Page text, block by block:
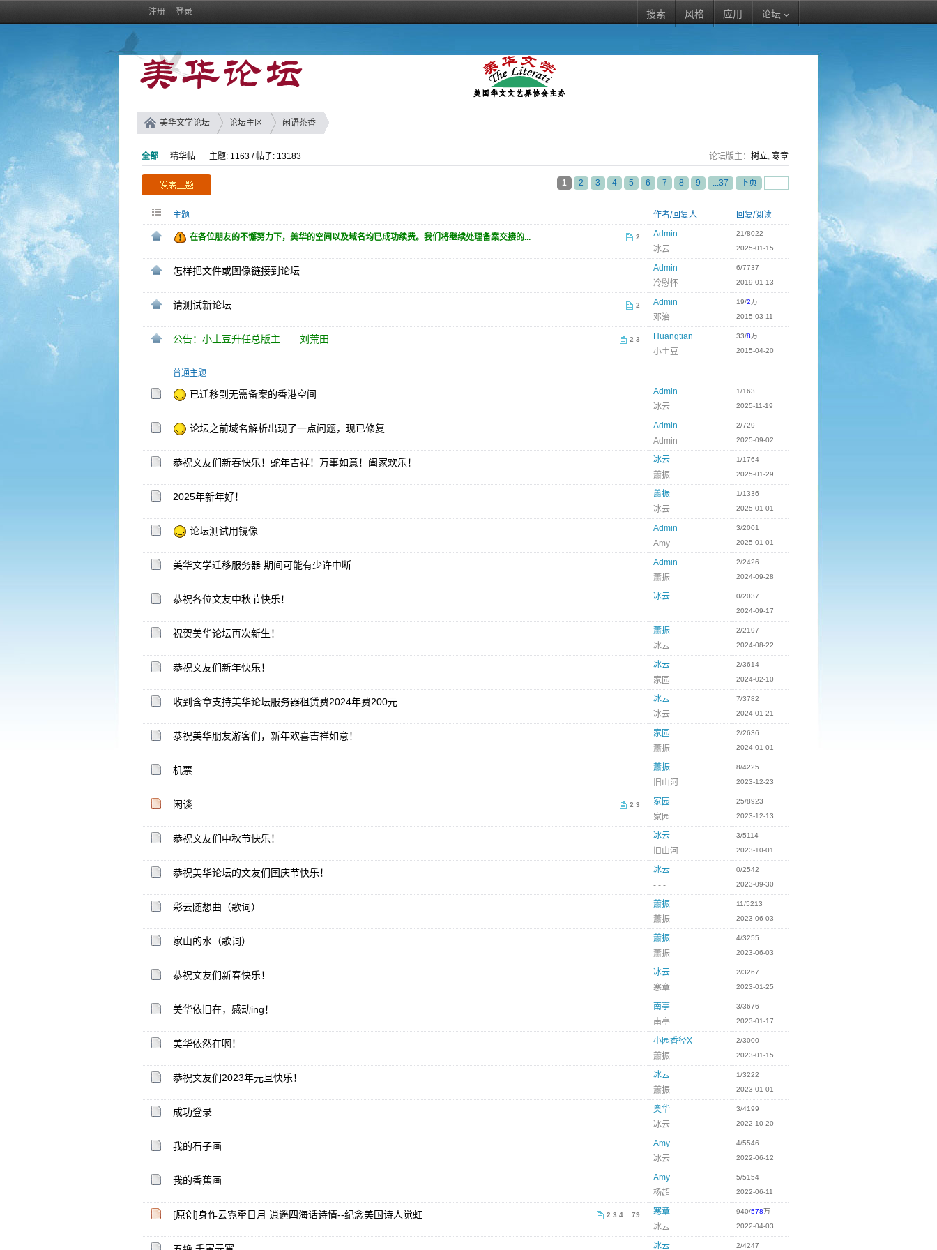
注册 登录 论坛
应用
风格
搜索
美华文学论坛 论坛主区 闲语茶香
全部 精华帖 主题: 1163 / 帖子: 13183 论坛版主： 树立, 寒章
1 2 3 4 5 6 7 8 9 ...37 下页
主题 作者/回复人 回复/阅读
在各位朋友的不懈努力下，美华的空间以及域名均已成功续费。我们将继续处理备案交接的... 2
Admin
冰云
21/8022
2025-01-15
怎样把文件或图像链接到论坛
Admin
冷慰怀
6/7737
2019-01-13
请测试新论坛 2
Admin
邓治
19/2万
2015-03-11
公告：小土豆升任总版主——刘荒田 2 3
Huangtian
小土豆
33/8万
2015-04-20
普通主题
已迁移到无需备案的香港空间
Admin
冰云
1/163
2025-11-19
论坛之前域名解析出现了一点问题，现已修复
Admin
Admin
2/729
2025-09-02
恭祝文友们新春快乐！蛇年吉祥！万事如意！阖家欢乐！
冰云
蕭振
1/1764
2025-01-29
2025年新年好！
蕭振
冰云
1/1336
2025-01-01
论坛测试用镜像
Admin
Amy
3/2001
2025-01-01
美华文学迁移服务器 期间可能有少许中断
Admin
蕭振
2/2426
2024-09-28
恭祝各位文友中秋节快乐！
冰云
- - -
0/2037
2024-09-17
祝贺美华论坛再次新生！
蕭振
冰云
2/2197
2024-08-22
恭祝文友们新年快乐！
冰云
家园
2/3614
2024-02-10
收到含章支持美华论坛服务器租赁费2024年费200元
冰云
冰云
7/3782
2024-01-21
㳟祝美华朋友游客们，新年欢喜吉祥如意！
家园
蕭振
2/2636
2024-01-01
机票
蕭振
旧山河
8/4225
2023-12-23
闲谈 2 3
家园
家园
25/8923
2023-12-13
恭祝文友们中秋节快乐！
冰云
旧山河
3/5114
2023-10-01
恭祝美华论坛的文友们国庆节快乐！
冰云
- - -
0/2542
2023-09-30
彩云随想曲（歌词）
蕭振
蕭振
11/5213
2023-06-03
家山的水（歌词）
蕭振
蕭振
4/3255
2023-06-03
恭祝文友们新春快乐！
冰云
寒章
2/3267
2023-01-25
美华依旧在，感动ing！
南亭
南亭
3/3676
2023-01-17
美华依然在啊！
小园香径X
蕭振
2/3000
2023-01-15
恭祝文友们2023年元旦快乐！
冰云
蕭振
1/3222
2023-01-01
成功登录
奥华
冰云
3/4199
2022-10-20
我的石子画
Amy
冰云
4/5546
2022-06-12
我的香蕉画
Amy
杨超
5/5154
2022-06-11
[原创]身作云霓牵日月 逍遥四海话诗情--纪念美国诗人觉虹 2 3 4 79
寒章
冰云
940/578万
2022-04-03
冰云 2/4247